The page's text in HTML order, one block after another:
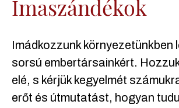
Imaszándékok
Imádkozzunk környezetünkben
sorsú embertársainkért.
elé, s kérjük kegyelmét
erőt és útmutatást, hogyan